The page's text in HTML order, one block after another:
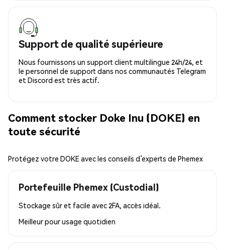
Support de qualité supérieure
Nous fournissons un support client multilingue 24h/24, et
le personnel de support dans nos communautés Telegram
et Discord est très actif.
Comment stocker Doke Inu (DOKE) en
toute sécurité
Protégez votre DOKE avec les conseils d’experts de Phemex
Portefeuille Phemex (Custodial)
Stockage sûr et facile avec 2FA, accès idéal.
Meilleur pourusage quotidien